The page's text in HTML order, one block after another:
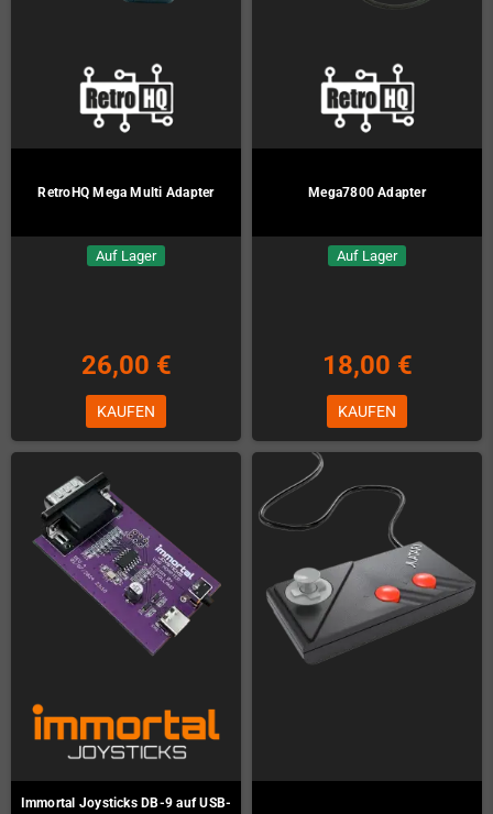
RetroHQ Mega Multi Adapter
Auf Lager
26,00 €
KAUFEN
Mega7800 Adapter
Auf Lager
18,00 €
KAUFEN
Immortal Joysticks DB-9 auf USB-